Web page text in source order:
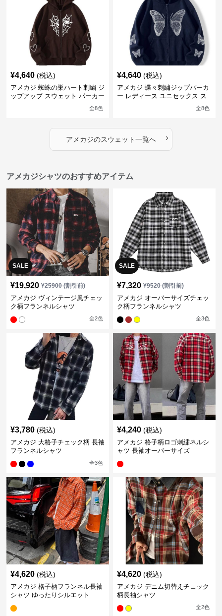
¥4,640 (税込)
アメカジ 蜘蛛の巣ハート刺繍 ジ
ップアップ スウェット パーカー
全8色
¥4,640 (税込)
アメカジ 蝶々刺繍ジップパーカ
ー レディース ユニセックス ス
全8色
アメカジのスウェット一覧へ ›
アメカジシャツのおすすめアイテム
SALE
¥19,920 ¥25900(割引前)
アメカジ ヴィンテージ風チェッ
ク柄フランネルシャツ
全2色
SALE
¥7,320 ¥9520(割引前)
アメカジ オーバーサイズチェッ
ク柄フランネルシャツ
全3色
¥3,780 (税込)
アメカジ 大格子チェック柄 長袖
フランネルシャツ
全3色
¥4,240 (税込)
アメカジ 格子柄ロゴ刺繍ネルシ
ャツ 長袖オーバーサイズ
¥4,620 (税込)
アメカジ 格子柄フランネル長袖
シャツ ゆったりシルエット
¥4,620 (税込)
アメカジ デニム切替えチェック
柄長袖シャツ
全2色